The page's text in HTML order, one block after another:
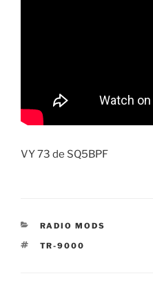
VY 73 de SQ5BPF
CATEGORIES
RADIO MODS
TAGS
TR-9000